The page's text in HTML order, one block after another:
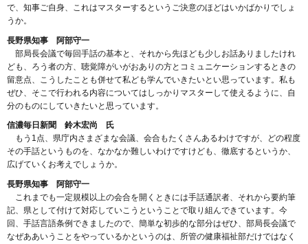
で、知事ご自身、これはマスターするというご決意のほどはいかばかりでしょ
うか。
長野県知事 阿部守一
部局長会議で毎回手話の基本と、それから先ほども少しお話ありましたけれ
ども、ろう者の方、聴覚障がいがおありの方とコミュニケーションするときの
留意点、こうしたことも併せて私ども学んでいきたいとい思っています。私も
ぜひ、そこで行われる内容についてはしっかりマスターして使えるように、自
分のものにしていきたいと思っています。
信濃毎日新聞 鈴木宏尚 氏
もう1点、県庁内さまざまな会議、会合もたくさんあるわけですが、どの程度
その手話というものを、なかなか難しいわけですけども、徹底するというか、
広げていくお考えでしょうか。
長野県知事 阿部守一
これまでも一定規模以上の会合を開くときには手話通訳者、それから要約筆
記、県として付けて対応していこうということで取り組んできています。今
回、手話言語条例できましたので、簡単な初歩的な部分はぜひ、部局長会議で
なぜああいうことをやっているかというのは、所管の健康福祉部だけではなく